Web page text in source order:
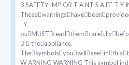
3 SAFETY IMP OR T A NT S A FE T Y
. Y
  theappliance.
W ARNING WARNING This symbol